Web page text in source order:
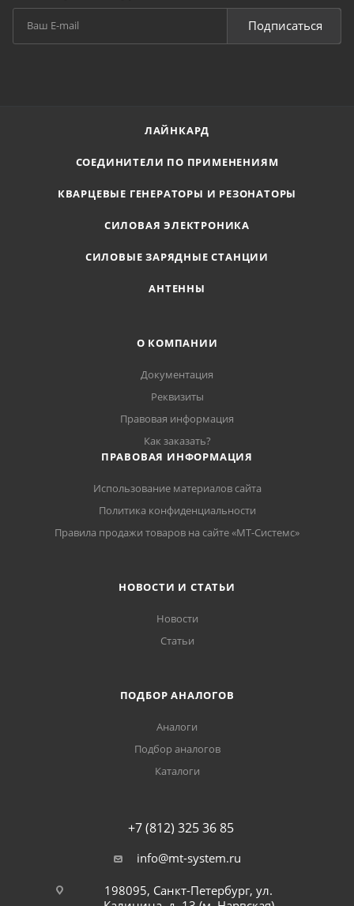
Подписаться
ЛАЙНКАРД
СОЕДИНИТЕЛИ ПО ПРИМЕНЕНИЯМ
КВАРЦЕВЫЕ ГЕНЕРАТОРЫ И РЕЗОНАТОРЫ
СИЛОВАЯ ЭЛЕКТРОНИКА
СИЛОВЫЕ ЗАРЯДНЫЕ СТАНЦИИ
АНТЕННЫ
О КОМПАНИИ
Документация
Реквизиты
Правовая информация
Как заказать?
ПРАВОВАЯ ИНФОРМАЦИЯ
Использование материалов сайта
Политика конфиденциальности
Правила продажи товаров на сайте «МТ-Системс»
НОВОСТИ И СТАТЬИ
Новости
Статьи
ПОДБОР АНАЛОГОВ
Аналоги
Подбор аналогов
Каталоги
+7 (812) 325 36 85
info@mt-system.ru
198095, Санкт-Петербург, ул.